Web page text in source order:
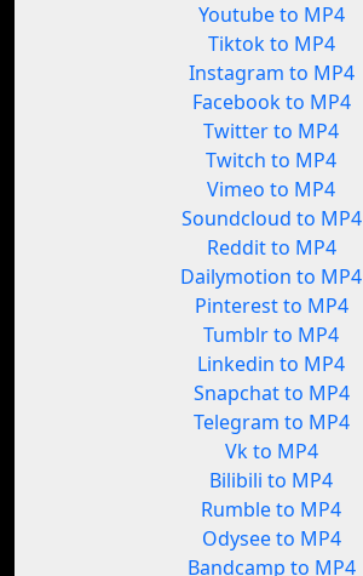
Youtube to MP4
Tiktok to MP4
Instagram to MP4
Facebook to MP4
Twitter to MP4
Twitch to MP4
Vimeo to MP4
Soundcloud to MP4
Reddit to MP4
Dailymotion to MP4
Pinterest to MP4
Tumblr to MP4
Linkedin to MP4
Snapchat to MP4
Telegram to MP4
Vk to MP4
Bilibili to MP4
Rumble to MP4
Odysee to MP4
Bandcamp to MP4